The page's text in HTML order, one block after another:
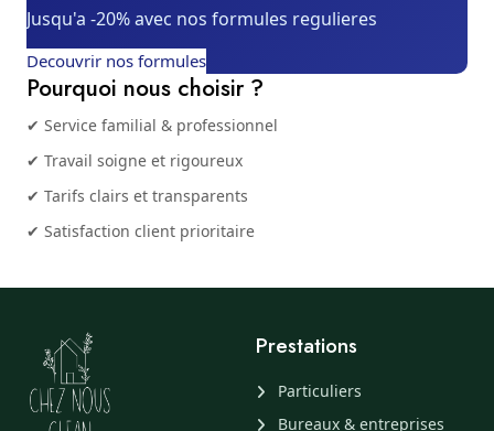
Jusqu'a -20% avec nos formules regulieres
Decouvrir nos formules
Pourquoi nous choisir ?
✔ Service familial & professionnel
✔ Travail soigne et rigoureux
✔ Tarifs clairs et transparents
✔ Satisfaction client prioritaire
Prestations
Particuliers
Bureaux & entreprises